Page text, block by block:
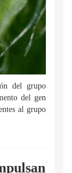
del grupo
del gen
al grupo